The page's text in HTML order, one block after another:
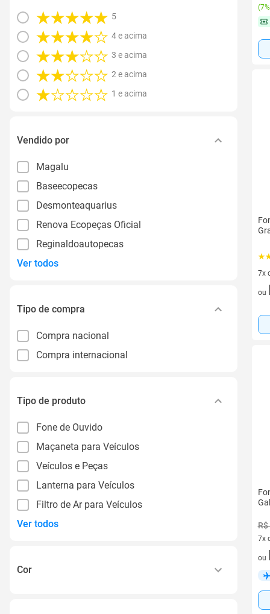
5
4 e acima
3 e acima
2 e acima
1 e acima
Vendido por
Magalu
Baseecopecas
Desmonteaquarius
Renova Ecopeças Oficial
Reginaldoautopecas
Ver todos
Tipo de compra
Compra nacional
Compra internacional
Tipo de produto
Fone de Ouvido
Maçaneta para Veículos
Veículos e Peças
Lanterna para Veículos
Filtro de Ar para Veículos
Ver todos
Cor
(
7x
7
ou
R$
7x
7
ou